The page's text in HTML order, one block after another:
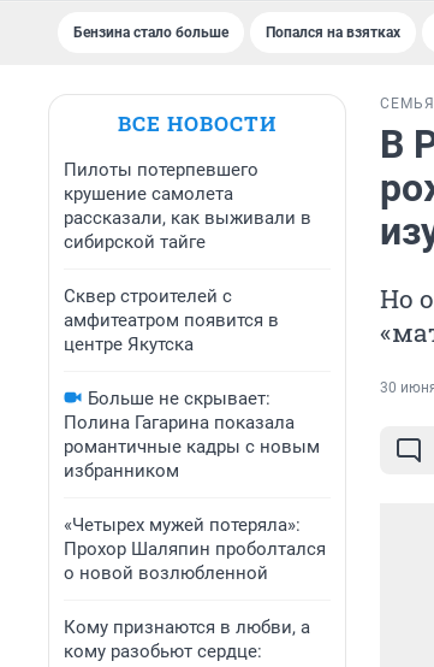
Бензина стало больше Попался на взятках
ВСЕ НОВОСТИ
Пилоты потерпевшего
крушение самолета
рассказали, как выживали в
сибирской тайге
Сквер строителей с
амфитеатром появится в
центре Якутска
Больше не скрывает:
Полина Гагарина показала
романтичные кадры с новым
избранником
«Четырех мужей потеряла»:
Прохор Шаляпин проболтался
о новой возлюбленной
Кому признаются в любви, а
кому разобьют сердце:
СЕМЬЯ
В
Но
30